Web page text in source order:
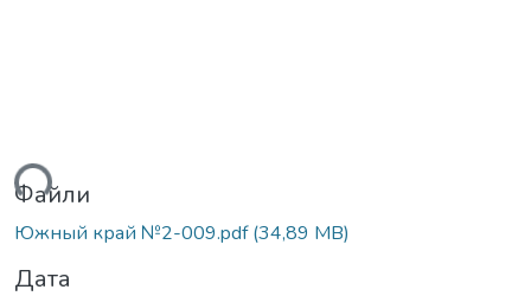
Файли
Южный край №2-009.pdf(34,89 MB)
Дата